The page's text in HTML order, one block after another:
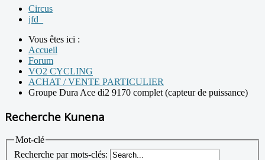
Circus
jfd_
Vous êtes ici :
Accueil
Forum
VO2 CYCLING
ACHAT / VENTE PARTICULIER
Groupe Dura Ace di2 9170 complet (capteur de puissance)
Recherche Kunena
Mot-clé
Recherche par mots-clés: